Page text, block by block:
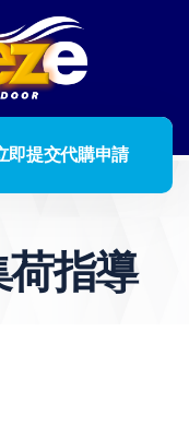
即提交代購申請
指導